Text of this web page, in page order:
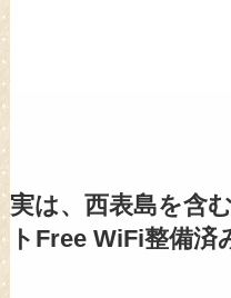
実は、西表島を含
トFree WiFi整備済